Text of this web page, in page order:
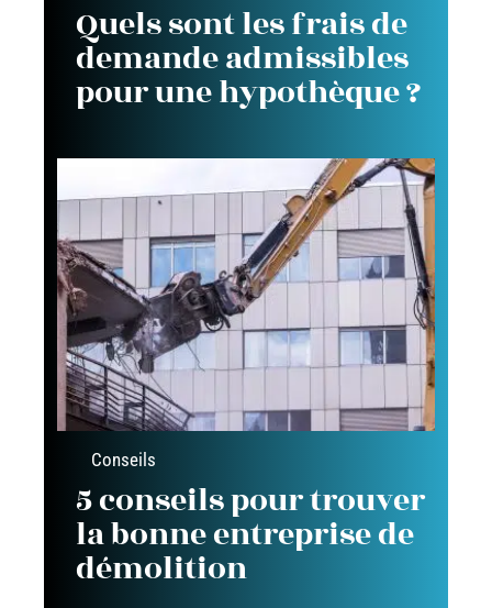
Quels sont les frais de
demande admissibles
pour une hypothèque ?
Conseils
5 conseils pour trouver
la bonne entreprise de
démolition